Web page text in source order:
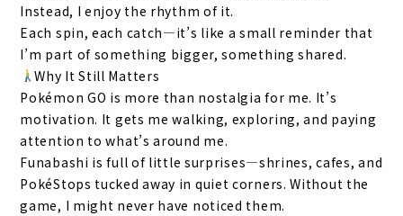
Instead, I enjoy the rhythm of it.
Each spin, each catch—it’s like a small reminder that
I’m part of something bigger, something shared.
Why It Still Matters
Pokémon GO is more than nostalgia for me. It’s
motivation. It gets me walking, exploring, and paying
attention to what’s around me.
Funabashi is full of little surprises—shrines, cafes, and
PokéStops tucked away in quiet corners. Without the
game, I might never have noticed them.